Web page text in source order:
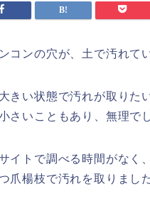
コンの穴が、土で汚れて
きい状態で汚れが取りた
さいこともあり、無理で
イトで調べる時間がなく
爪楊枝で汚れを取りました